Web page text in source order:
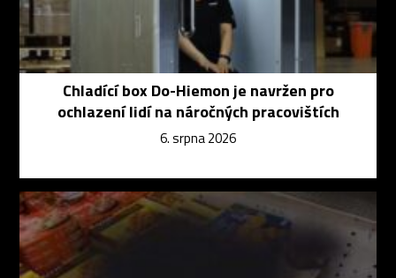
Chladící box Do-Hiemon je navržen pro
ochlazení lidí na náročných pracovištích
6. srpna 2026